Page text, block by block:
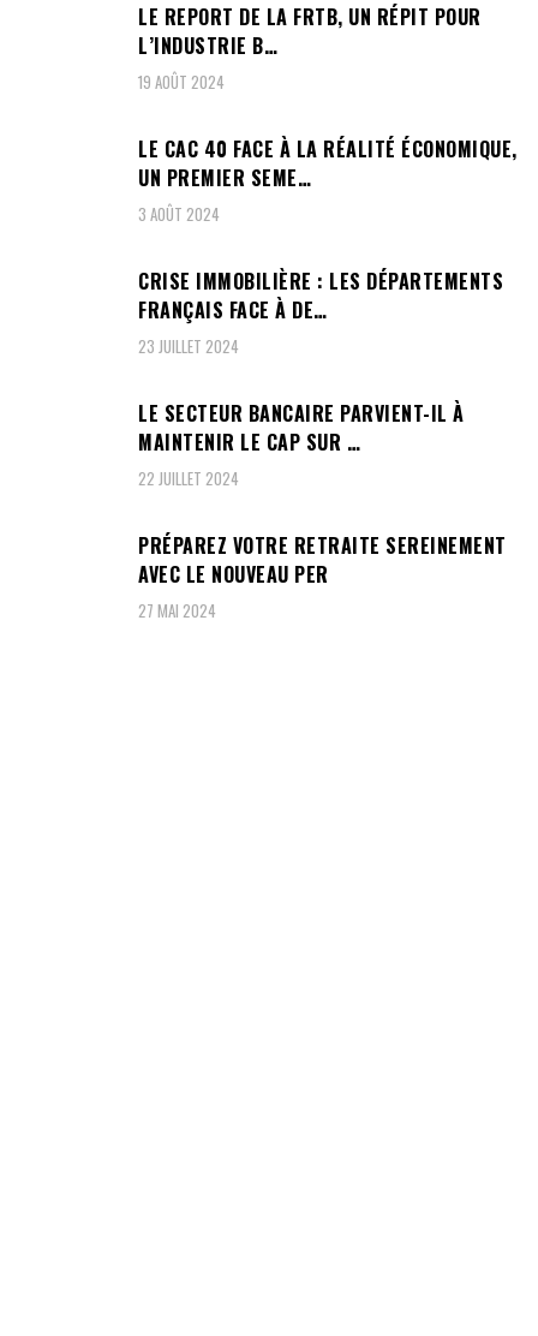
LE REPORT DE LA FRTB, UN RÉPIT POUR
L’INDUSTRIE B…
19 AOÛT 2024
LE CAC 40 FACE À LA RÉALITÉ ÉCONOMIQUE,
UN PREMIER SEME…
3 AOÛT 2024
CRISE IMMOBILIÈRE : LES DÉPARTEMENTS
FRANÇAIS FACE À DE…
23 JUILLET 2024
LE SECTEUR BANCAIRE PARVIENT-IL À
MAINTENIR LE CAP SUR …
22 JUILLET 2024
PRÉPAREZ VOTRE RETRAITE SEREINEMENT
AVEC LE NOUVEAU PER
27 MAI 2024